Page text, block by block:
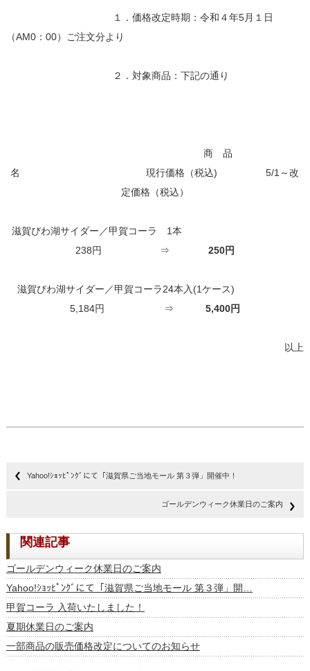
１．価格改定時期：令和４年5月１日
（AM0：00）ご注文分より
２．対象商品：下記の通り
商 品
名 現行価格（税込) 5/1～改
定価格（税込）
滋賀びわ湖サイダー／甲賀コーラ 1本
238円 ⇒ 250円
滋賀びわ湖サイダー／甲賀コーラ24本入(1ケース)
5,184円 ⇒ 5,400円
以上
Yahoo!ｼｮｯﾋﾟﾝｸﾞにて「滋賀県ご当地モール 第３弾」開催中！
ゴールデンウィーク休業日のご案内
関連記事
ゴールデンウィーク休業日のご案内
Yahoo!ｼｮｯﾋﾟﾝｸﾞにて「滋賀県ご当地モール 第３弾」開…
甲賀コーラ 入荷いたしました！
夏期休業日のご案内
一部商品の販売価格改定についてのお知らせ